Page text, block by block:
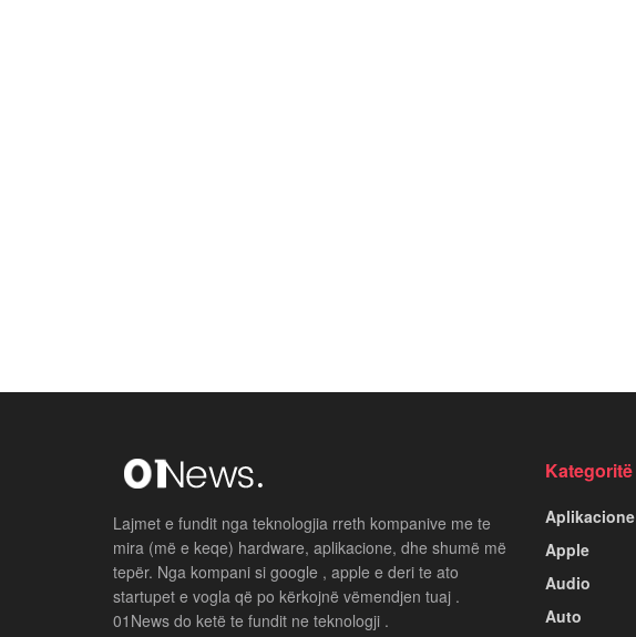
Lajmet e fundit nga teknologjia rreth kompanive me te
mira (më e keqe) hardware, aplikacione, dhe shumë më
tepër. Nga kompani si google , apple e deri te ato
startupet e vogla që po kërkojnë vëmendjen tuaj .
01News do ketë te fundit ne teknologji .
Kategoritë
Aplikacione
Apple
Audio
Auto